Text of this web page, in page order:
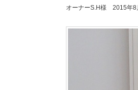
オーナーS.H様 2015年8